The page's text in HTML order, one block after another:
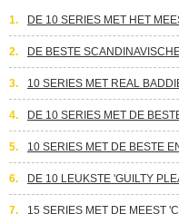
1. DE 10 SERIES MET HET
2. DE BESTE
3. 10 SERIES MET REAL
4. DE 10 SERIES MET DE
5. 10 SERIES MET DE BESTE
6. DE 10 LEUKSTE 'GUILTY
7. 15 SERIES MET DE MEEST